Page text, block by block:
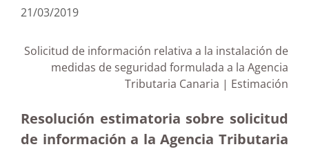
21/03/2019
Solicitud de información relativa a la instalación de
medidas de seguridad formulada a la Agencia
Tributaria Canaria | Estimación
Resolución estimatoria sobre solicitud
de información a la Agencia Tributaria